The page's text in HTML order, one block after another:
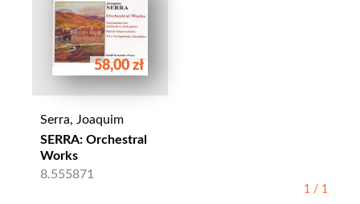
58,00 zł
Serra, Joaquim
SERRA: Orchestral
Works
8.555871
1 / 1